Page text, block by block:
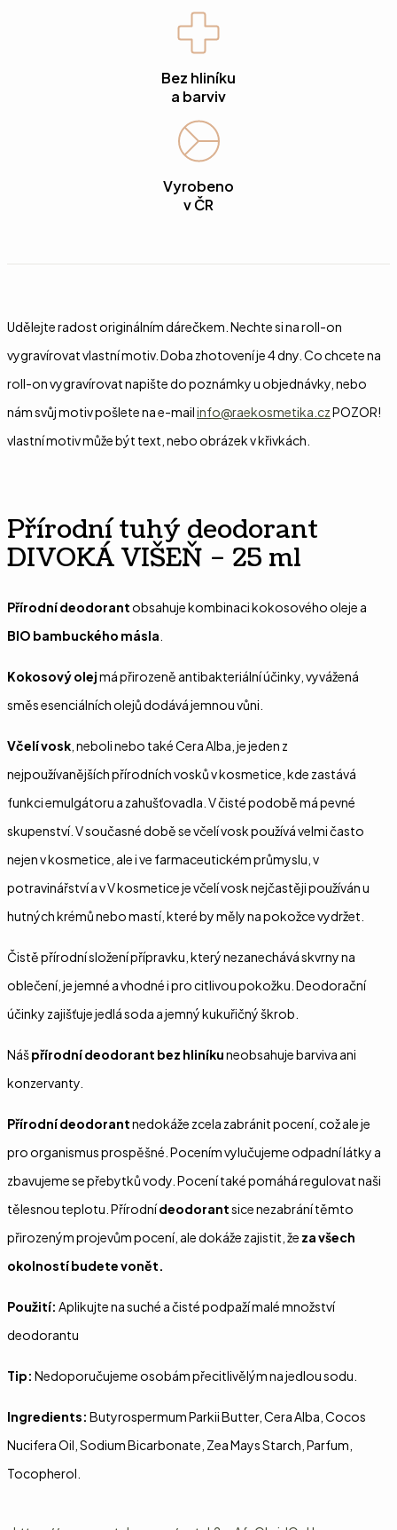
Bez hliníku
a barviv
Vyrobeno
v ČR
Udělejte radost originálním dárečkem. Nechte si na roll-on
vygravírovat vlastní motiv. Doba zhotovení je 4 dny. Co chcete na
roll-on vygravírovat napište do poznámky u objednávky, nebo
nám svůj motiv pošlete na e-mailinfo@raekosmetika.czPOZOR!
vlastní motiv může být text, nebo obrázek v křivkách.
Přírodní tuhý deodorant
DIVOKÁ VIŠEŇ – 25 ml
Přírodní deodorantobsahuje kombinaci kokosového oleje a
BIO bambuckého másla
Kokosový olejmá přirozeně antibakteriální účinky, vyvážená
směs esenciálních olejů dodává jemnou vůni.
Včelí vosk , neboli nebo také Cera Alba, je jeden z
nejpoužívanějších přírodních vosků v kosmetice, kde zastává
funkci emulgátoru a zahušťovadla. V čisté podobě má pevné
skupenství. V současné době se včelí vosk používá velmi často
nejen v kosmetice, ale i ve farmaceutickém průmyslu, v
potravinářství a v V kosmetice je včelí vosk nejčastěji používán u
hutných krémů nebo mastí, které by měly na pokožce vydržet.
Čistě přírodní složení přípravku, který nezanechává skvrny na
oblečení, je jemné a vhodné i pro citlivou pokožku. Deodorační
účinky zajišťuje jedlá soda a jemný kukuřičný škrob.
Nášpřírodní deodorant bez hliníkuneobsahuje barviva ani
konzervanty.
Přírodní deodorantnedokáže zcela zabránit pocení, což ale je
pro organismus prospěšné. Pocením vylučujeme odpadní látky a
zbavujeme se přebytků vody. Pocení také pomáhá regulovat naši
tělesnou teplotu. Přírodnídeodorantsice nezabrání těmto
přirozeným projevům pocení, ale dokáže zajistit, že za všech
okolností budete vonět.
Použití: Aplikujte na suché a čisté podpaží malé množství
deodorantu
Tip: Nedoporučujeme osobám přecitlivělým na jedlou sodu.
Ingredients: Butyrospermum Parkii Butter, Cera Alba, Cocos
Nucifera Oil, Sodium Bicarbonate, Zea Mays Starch, Parfum,
Tocopherol.